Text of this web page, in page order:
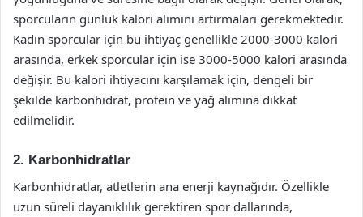
sporcuların günlük kalori alımını artırmaları gerekmektedir.
Kadın sporcular için bu ihtiyaç genellikle 2000-3000 kalori
arasında, erkek sporcular için ise 3000-5000 kalori arasında
değişir. Bu kalori ihtiyacını karşılamak için, dengeli bir
şekilde karbonhidrat, protein ve yağ alımına dikkat
edilmelidir.
2. Karbonhidratlar
Karbonhidratlar, atletlerin ana enerji kaynağıdır. Özellikle
uzun süreli dayanıklılık gerektiren spor dallarında,